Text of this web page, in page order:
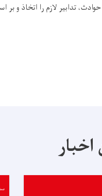
تدابیر لازم را اتخاذ و
اخبار